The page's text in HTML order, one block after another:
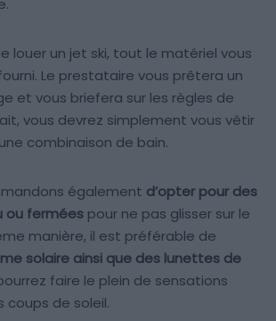
louer un jet ski, tout le matériel vous
Le prestataire vous prêtera un
et vous briefera sur les règles de
vous devrez simplement vous vêtir
combinaison de bain.
également d’opter pour des
ou fermées pour ne pas glisser sur le
manière, il est préférable de
solaire ainsi que des lunettes de
faire le plein de sensations
coups de soleil.